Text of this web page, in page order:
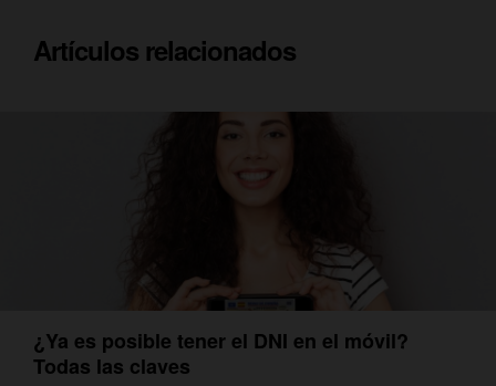
Artículos relacionados
¿Ya es posible tener el DNI en el móvil?
Todas las claves